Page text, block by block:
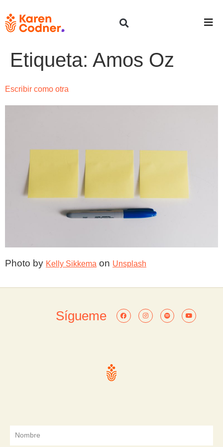
Etiqueta: Amos Oz
Escribir como otra
Photo by Kelly Sikkema on Unsplash
Sígueme